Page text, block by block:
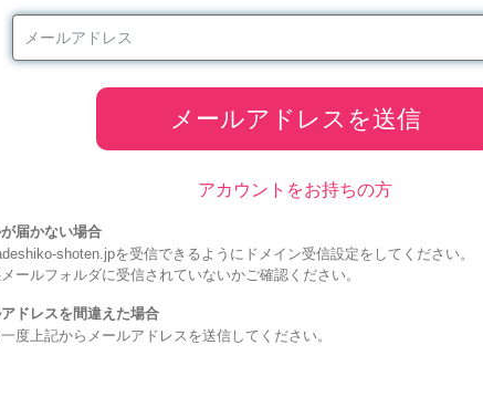
メールアドレスを送信
アカウントをお持ちの方
届かない場合
shoten.jpを受信できるようにドメイン受信設定をしてください。
メールフォルダに受信されていないかご確認ください。
ドレスを間違えた場合
一度上記からメールアドレスを送信してください。